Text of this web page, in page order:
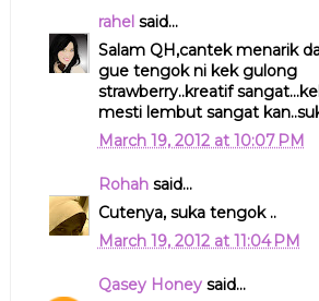
rahelsaid...
Salam QH,cantek menarik
gue tengok ni kek gulong
strawberry..kreatif
mesti lembut sangat
March 19, 2012 at 10:07 PM
Rohahsaid...
Cutenya, suka tengok ..
March 19, 2012 at 11:04 PM
Qasey Honeysaid...